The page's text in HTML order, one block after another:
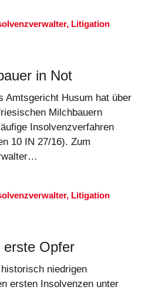
, Litigation
in Not
Amtsgericht Husum hat über
Milchbauern
Insolvenzverfahren
10 IN 27/16). Zum
, Litigation
erste Opfer
niedrigen
ersten Insolvenzen unter